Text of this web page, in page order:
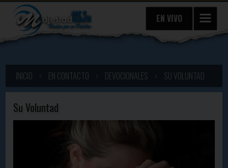
EN VIVO
INICIO EN CONTACTO DEVOCIONALES SU VOLUNTAD
Su Voluntad